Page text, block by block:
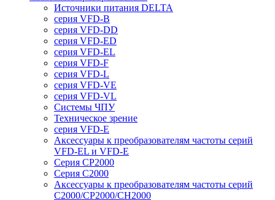
Источники питания DELTA
серия VFD-B
серия VFD-DD
серия VFD-ED
серия VFD-EL
серия VFD-F
серия VFD-L
серия VFD-VE
серия VFD-VL
Системы ЧПУ
Техническое зрение
серия VFD-E
Аксессуары к преобразователям частоты серий
VFD-EL и VFD-E
Серия CP2000
Серия C2000
Аксессуары к преобразователям частоты серий
С2000/CP2000/CH2000